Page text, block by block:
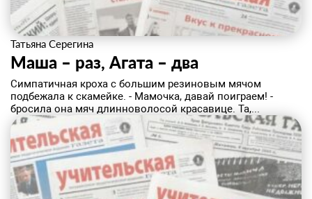
Татьяна Серегина
Маша – раз, Агата – два
Симпатичная кроха с большим резиновым мячом
подбежала к скамейке. - Мамочка, давай поиграем! -
бросила она мяч длинноволосой красавице. Та,...